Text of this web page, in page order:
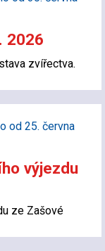
2026
zvířectva.
od 25. června
výjezdu
ze Zašové